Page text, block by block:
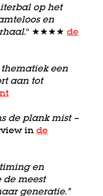
op het
en
" ★★★★ de
een
aan tot
de plank mist –
in de
en
meest
generatie.”
Inzoomen